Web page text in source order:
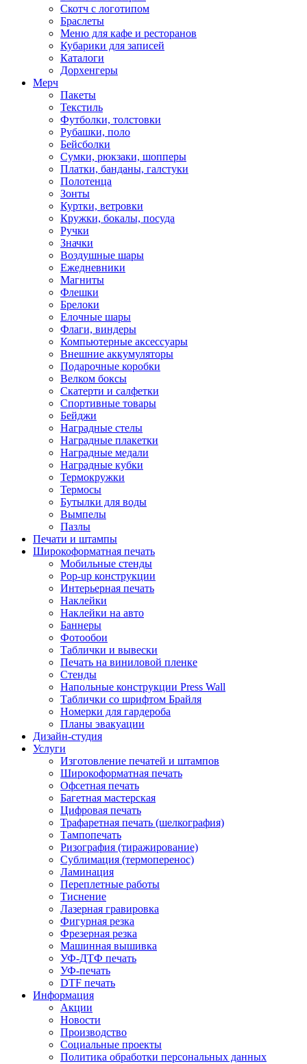
Скотч с логотипом
Браслеты
Меню для кафе и ресторанов
Кубарики для записей
Каталоги
Дорхенгеры
Мерч
Пакеты
Текстиль
Футболки, толстовки
Рубашки, поло
Бейсболки
Cумки, рюкзаки, шопперы
Платки, банданы, галстуки
Полотенца
Зонты
Куртки, ветровки
Кружки, бокалы, посуда
Ручки
Значки
Воздушные шары
Ежедневники
Магниты
Флешки
Брелоки
Елочные шары
Флаги, виндеры
Компьютерные аксессуары
Внешние аккумуляторы
Подарочные коробки
Велком боксы
Скатерти и салфетки
Спортивные товары
Бейджи
Наградные стелы
Наградные плакетки
Наградные медали
Наградные кубки
Термокружки
Термосы
Бутылки для воды
Вымпелы
Пазлы
Печати и штампы
Широкоформатная печать
Мобильные стенды
Pop-up конструкции
Интерьерная печать
Наклейки
Наклейки на авто
Баннеры
Фотообои
Таблички и вывески
Печать на виниловой пленке
Стенды
Напольные конструкции Press Wall
Таблички со шрифтом Брайля
Номерки для гардероба
Планы эвакуации
Дизайн-студия
Услуги
Изготовление печатей и штампов
Широкоформатная печать
Офсетная печать
Багетная мастерская
Цифровая печать
Трафаретная печать (шелкография)
Тампопечать
Ризография (тиражирование)
Сублимация (термоперенос)
Ламинация
Переплетные работы
Тиснение
Лазерная гравировка
Фигурная резка
Фрезерная резка
Машинная вышивка
УФ-ДТФ печать
УФ-печать
DTF печать
Информация
Акции
Новости
Производство
Социальные проекты
Политика обработки персональных данных